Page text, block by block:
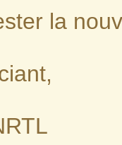
la